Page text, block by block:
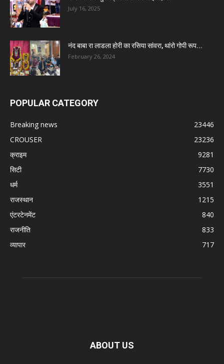
July 16, 2025
नंद बाबा रा लाडला होरी का रसिया सांवरा, थांरो गोपी रूप...
February 26, 2024
POPULAR CATEGORY
Breaking news
23446
CROUSER
23236
क्राइम
9281
सिटी
7730
धर्म
3551
राजस्थान
1215
एंटरटेनमेंट
840
राजनीति
833
व्यापार
717
ABOUT US